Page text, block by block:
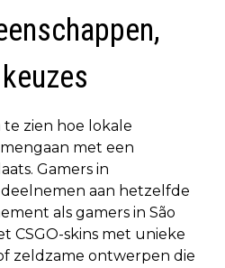
te zien hoe lokale
met een
Gamers in
aan hetzelfde
als gamers in São
CSGO-skins met unieke
zeldzame ontwerpen die